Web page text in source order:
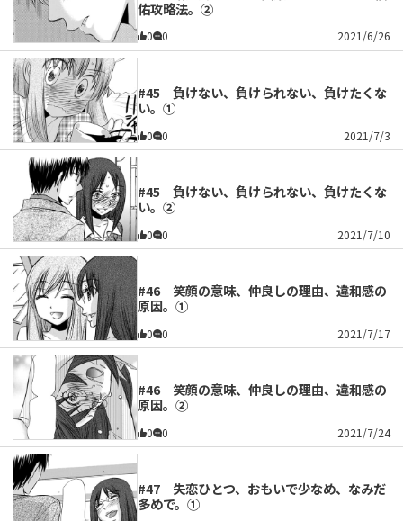
佑攻略法。②
0 0 2021/6/26
#45 負けない、負けられない、負けたくな
い。①
0 0 2021/7/3
#45 負けない、負けられない、負けたくな
い。②
0 0 2021/7/10
#46 笑顔の意味、仲良しの理由、違和感の
原因。①
0 0 2021/7/17
#46 笑顔の意味、仲良しの理由、違和感の
原因。②
0 0 2021/7/24
#47 失恋ひとつ、おもいで少なめ、なみだ
多めで。①